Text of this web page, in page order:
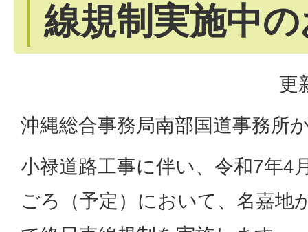
線規制実施中
更
沖縄総合事務局南部国道事務所
小禄道路工事に伴い、令和7年4
ごろ（予定）において、名嘉地